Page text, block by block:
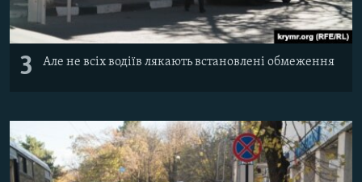
3 Але не всіх водіїв лякають встановлені обмеження